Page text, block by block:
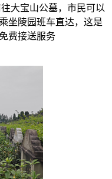
大宝山公墓，市民可以
坐陵园班车直达，这是
费接送服务